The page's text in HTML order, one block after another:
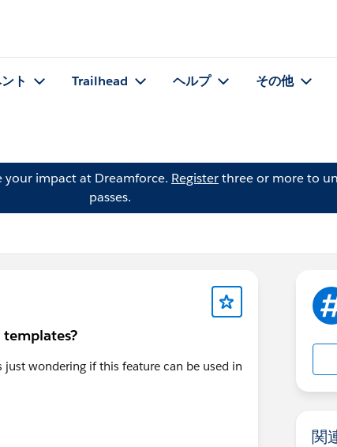
ト Trailhead ヘルプ その他
your impact at Dreamforce. Registerthree or more to
passes.
wondering if this feature can be used in
関